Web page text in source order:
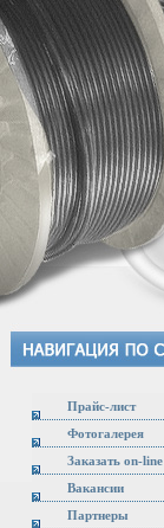
Прайс-лист
Фотогалерея
Заказать on-line
Вакансии
Партнеры